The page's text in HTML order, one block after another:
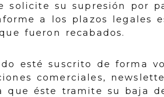
solicite su supresión por
a los plazos legales
fueron recabados.
esté suscrito de forma
comerciales,
que éste tramite su baja